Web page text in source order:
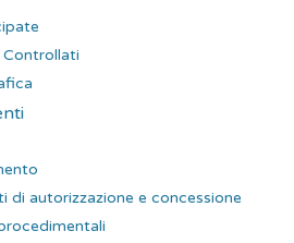
di autorizzazione e concessione